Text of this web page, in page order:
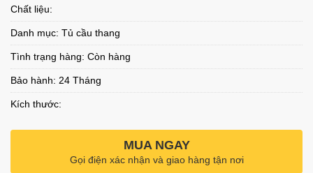
Chất liệu:
Danh mục: Tủ cầu thang
Tình trạng hàng: Còn hàng
Bảo hành: 24 Tháng
Kích thước:
MUA NGAY
Gọi điện xác nhận và giao hàng tận nơi